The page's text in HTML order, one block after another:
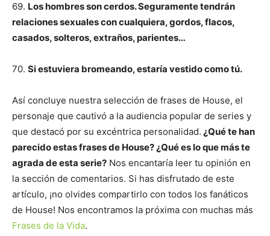
69. Los hombres son cerdos. Seguramente tendrán
relaciones sexuales con cualquiera, gordos, flacos,
casados, solteros, extraños, parientes…
70. Si estuviera bromeando, estaría vestido como tú.
Así concluye nuestra selección de frases de House, el
personaje que cautivó a la audiencia popular de series y
que destacó por su excéntrica personalidad. ¿Qué te han
parecido estas frases de House? ¿Qué es lo que más te
agrada de esta serie? Nos encantaría leer tu opinión en
la sección de comentarios. Si has disfrutado de este
artículo, ¡no olvides compartirlo con todos los fanáticos
de House! Nos encontramos la próxima con muchas más
Frases de la Vida.